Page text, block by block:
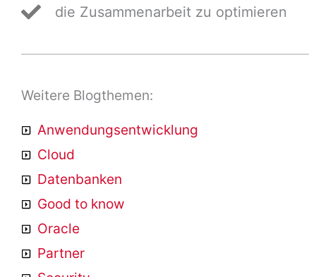
die Zusammenarbeit zu optimieren
Weitere Blogthemen:
Anwendungsentwicklung
Cloud
Datenbanken
Good to know
Oracle
Partner